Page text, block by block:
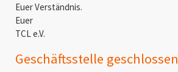
Euer Verständnis.
Euer
TCL e.V.
Geschäftsstelle geschlossen